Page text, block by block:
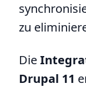
zu
Die
Drupal 11